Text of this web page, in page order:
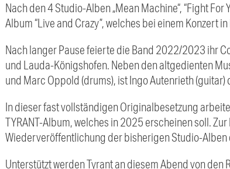
Nach den 4 Studio-Alben „Mean Machine“, “Fight
Album “Live and Crazy”, welches bei einem
Nach langer Pause feierte die Band 2022/2023 ihr
und Lauda-Königshofen. Neben den altgedienten
und Marc Oppold (drums), ist Ingo Autenrieth (guitar)
In dieser fast vollständigen Originalbesetzung
TYRANT-Album, welches in 2025 erscheinen soll.
Wiederveröffentlichung der bisherigen Studio-Alben
Unterstützt werden Tyrant an diesem Abend von den